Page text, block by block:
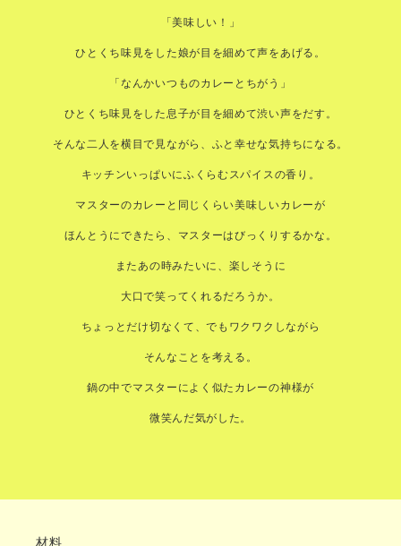
「美味しい！」
ひとくち味見をした娘が目を細めて声をあげる。
「なんかいつものカレーとちがう」
ひとくち味見をした息子が目を細めて渋い声をだす。
そんな二人を横目で見ながら、ふと幸せな気持ちになる。
キッチンいっぱいにふくらむスパイスの香り。
マスターのカレーと同じくらい美味しいカレーが
ほんとうにできたら、マスターはびっくりするかな。
またあの時みたいに、楽しそうに
大口で笑ってくれるだろうか。
ちょっとだけ切なくて、でもワクワクしながら
そんなことを考える。
鍋の中でマスターによく似たカレーの神様が
微笑んだ気がした。
材料